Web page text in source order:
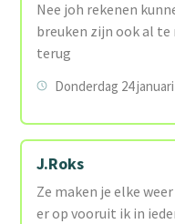
Nee joh rekenen
breuken zijn ook al
terug
Donderdag 24 januari
J.Roks
Ze maken je elke
er op vooruit ik in